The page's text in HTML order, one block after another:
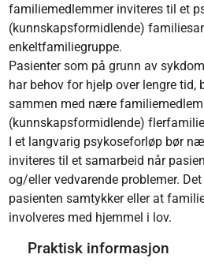
familiemedlemmer inviteres til et
(kunnskapsformidlende)
enkeltfamiliegruppe.
Pasienter som på grunn av
har behov for hjelp over lengre tid,
sammen med nære
(kunnskapsformidlende)
I et langvarig psykoseforløp bør
inviteres til et samarbeid når
og/eller vedvarende problemer.
pasienten samtykker eller at
involveres med hjemmel i lov.
Praktisk informasjon